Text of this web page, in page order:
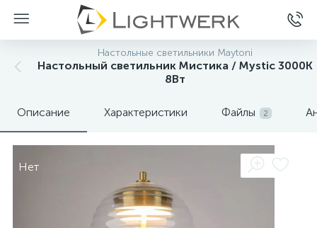
Настольные светильники Maytoni
Настольный светильник Мистика / Mystic 3000К
8Вт
Описание Характеристики Файлы 2
Нет